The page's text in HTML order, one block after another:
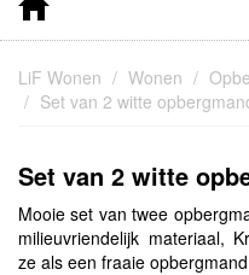
LiF Wonen Wonen
Set van 2 witte
Set van 2 witte
Mooie set van twee
milieuvriendelijk materiaal,
ze als een fraaie